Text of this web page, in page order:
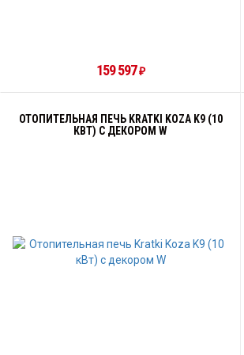
159 597₽
ОТОПИТЕЛЬНАЯ ПЕЧЬ KRATKI KOZA K9 (10
КВТ) С ДЕКОРОМ W